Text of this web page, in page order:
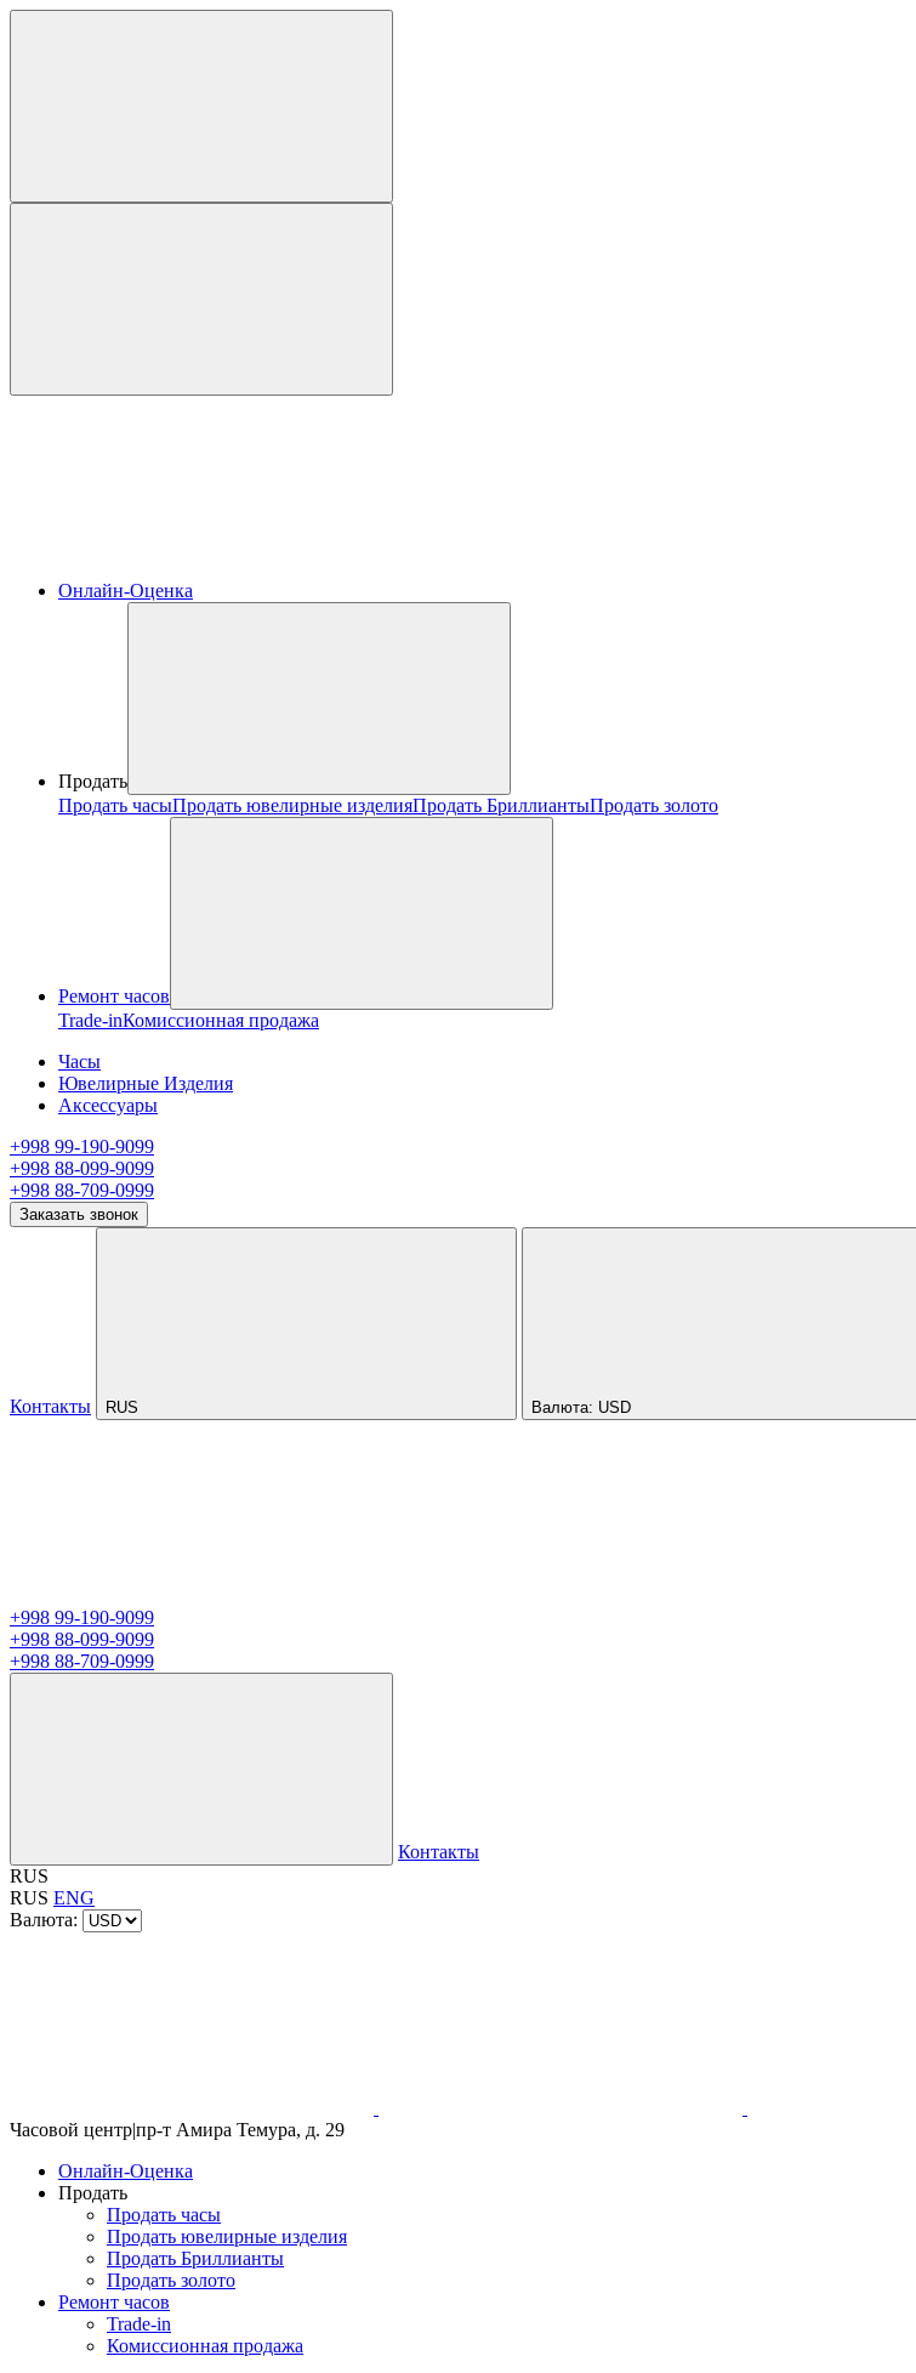
Онлайн-Оценка
Продать
Продать часыПродать ювелирные изделияПродать БриллиантыПродать золото
Ремонт часов
Trade-inКомиссионная продажа
Часы
Ювелирные Изделия
Аксессуары
+998 99-190-9099
+998 88-099-9099
+998 88-709-0999
Заказать звонок
Контакты RUS Валюта: USD
+998 99-190-9099
+998 88-099-9099
+998 88-709-0999
Контакты
RUS
RUS ENG
Валюта:
Часовой центр|пр-т Амира Темура, д. 29
Онлайн-Оценка
Продать
Продать часы
Продать ювелирные изделия
Продать Бриллианты
Продать золото
Ремонт часов
Trade-in
Комиссионная продажа